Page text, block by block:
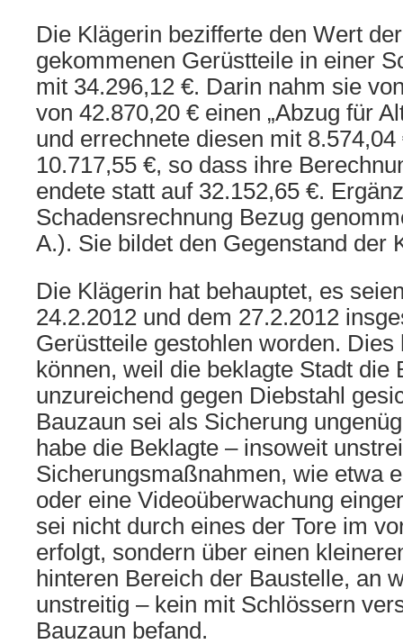
Die Klägerin bezifferte den Wert
gekommenen Gerüstteile in einer
mit 34.296,12 €. Darin nahm sie
von 42.870,20 € einen „Abzug für
und errechnete diesen mit
10.717,55 €, so dass ihre
endete statt auf 32.152,65 €.
Schadensrechnung Bezug
A.). Sie bildet den Gegenstand der
Die Klägerin hat behauptet, es
24.2.2012 und dem 27.2.2012
Gerüstteile gestohlen worden. Dies
können, weil die beklagte Stadt die
unzureichend gegen Diebstahl
Bauzaun sei als Sicherung
habe die Beklagte – insoweit
Sicherungsmaßnahmen, wie etwa
oder eine Videoüberwachung
sei nicht durch eines der Tore im
erfolgt, sondern über einen
hinteren Bereich der Baustelle, an
unstreitig – kein mit Schlössern
Bauzaun befand.